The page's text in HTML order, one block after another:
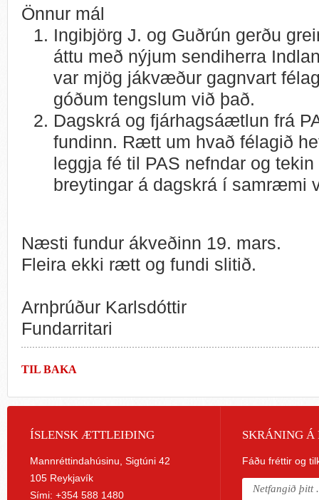
Önnur mál
Ingibjörg J. og Guðrún gerðu
áttu með nýjum sendiherra
var mjög jákvæður gagnvart
góðum tengslum við það.
Dagskrá og fjárhagsáætlun frá
fundinn. Rætt um hvað félagið
leggja fé til PAS nefndar og
breytingar á dagskrá í samræmi
Næsti fundur ákveðinn 19. mars.
Fleira ekki rætt og fundi slitið.
Arnþrúður Karlsdóttir
Fundarritari
TIL BAKA
ÍSLENSK ÆTTLEIÐING
Mannréttindahúsinu, Sigtúni 42
105 Reykjavík
Sími: +354 588 1480
SKRÁNING Á
Fáðu fréttir og